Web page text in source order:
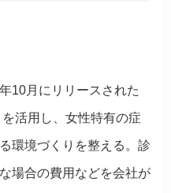
10月にリリースされた
を活用し、女性特有の症
環境づくりを整える。診
場合の費用などを会社が